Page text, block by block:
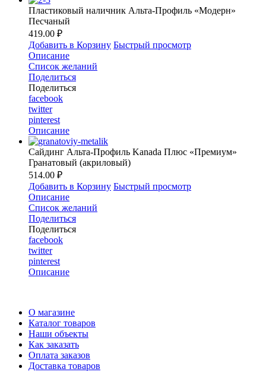
Пластиковый наличник Альта-Профиль «Модерн»
Песчаный
419.00 ₽
Добавить в Корзину Быстрый просмотр
Описание
Список желаний
Поделиться
Поделиться
facebook
twitter
pinterest
Описание
Сайдинг Альта-Профиль Kanada Плюс «Премиум»
Гранатовый (акриловый)
514.00 ₽
Добавить в Корзину Быстрый просмотр
Описание
Список желаний
Поделиться
Поделиться
facebook
twitter
pinterest
Описание
О магазине
Каталог товаров
Наши объекты
Как заказать
Оплата заказов
Доставка товаров